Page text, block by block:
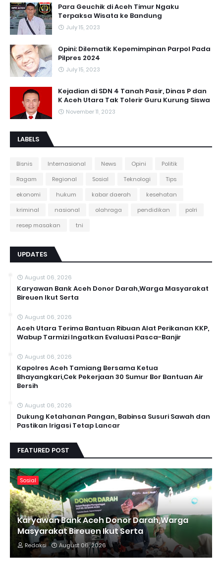
Para Geuchik di Aceh Timur Ngaku
Terpaksa Wisata ke Bandung
July 15, 2023
Opini: Dilematik Kepemimpinan Parpol Pada
Pilpres 2024
July 15, 2023
Kejadian di SDN 4 Tanah Pasir, Dinas P dan
K Aceh Utara Tak Tolerir Guru Kurung Siswa
November 11, 2023
LABELS
Bisnis Internasional News Opini
Politik
Ragam
Regional Sosial Teknologi
Tips
ekonomi
hukum kabar daerah
kesehatan
kriminal
nasional olahraga pendidikan
polri
resep masakan
tni
UPDATES
August 06, 2026
Karyawan Bank Aceh Donor Darah,Warga Masyarakat
Bireuen Ikut Serta
August 06, 2026
Aceh Utara Terima Bantuan Ribuan Alat Perikanan KKP,
Wabup Tarmizi Ingatkan Evaluasi Pasca-Banjir
August 06, 2026
Kapolres Aceh Tamiang Bersama Ketua
Bhayangkari,Cek Pekerjaan 30 Sumur Bor Bantuan Air
Bersih
August 06, 2026
Dukung Ketahanan Pangan, Babinsa Susuri Sawah dan
Pastikan Irigasi Tetap Lancar
FEATURED POST
Sosial
Karyawan Bank Aceh Donor Darah,Warga
Masyarakat Bireuen Ikut Serta
Redaksi August 06, 2026